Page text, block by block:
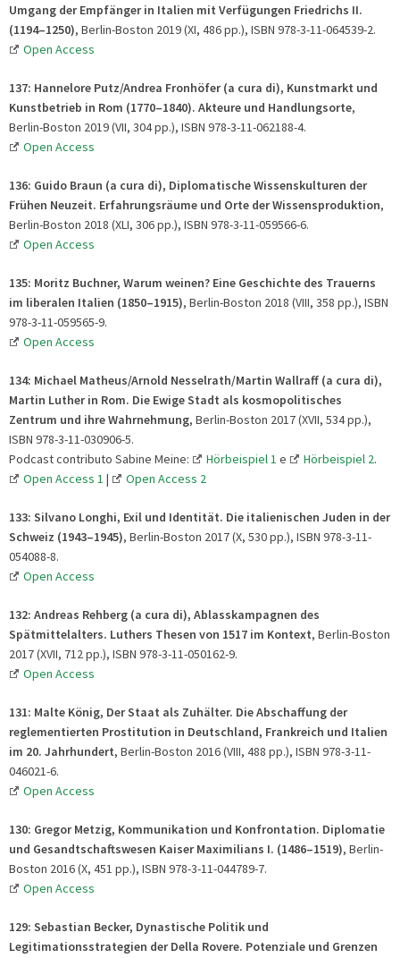
Umgang der Empfängerin Italien mit Verfügungen Friedrichs II.
(1194–1250), Berlin-Boston 2019 (XI, 486 pp.), ISBN 978-3-11-064539-2.
Open Access
137: Hannelore Putz/Andrea Fronhöfer (a cura di), Kunstmarkt und
Kunstbetrieb in Rom (1770–1840). Akteure und Handlungsorte,
Berlin-Boston 2019 (VII, 304 pp.), ISBN 978-3-11-062188-4.
Open Access
136: Guido Braun (a cura di), Diplomatische Wissenskulturen der
Frühen Neuzeit. Erfahrungsräume und Orte der Wissensproduktion,
Berlin-Boston 2018 (XLI, 306 pp.), ISBN 978-3-11-059566-6.
Open Access
135: Moritz Buchner, Warum weinen? Eine Geschichte des Trauerns
im liberalen Italien (1850–1915), Berlin-Boston 2018 (VIII, 358 pp.), ISBN
978-3-11-059565-9.
Open Access
134: Michael Matheus/Arnold Nesselrath/Martin Wallraff (a cura di),
Martin Luther in Rom. Die Ewige Stadt als kosmopolitisches
Zentrum und ihre Wahrnehmung, Berlin-Boston 2017 (XVII, 534 pp.),
ISBN 978-3-11-030906-5.
Podcast contributo Sabine Meine:
Hörbeispiel 1 e Hörbeispiel 2.
Open Access 1 | Open Access 2
133: Silvano Longhi, Exil und Identität. Die italienischen Juden in der
Schweiz (1943–1945), Berlin-Boston 2017 (X, 530 pp.), ISBN 978-3-11-
054088-8.
Open Access
132: Andreas Rehberg (a cura di), Ablasskampagnen des
Spätmittelalters. Luthers Thesen von 1517 im Kontext, Berlin-Boston
2017 (XVII, 712 pp.), ISBN 978-3-11-050162-9.
Open Access
131: Malte König, Der Staat als Zuhälter. Die Abschaffung der
reglementierten Prostitution in Deutschland, Frankreich und Italien
im 20. Jahrhundert, Berlin-Boston 2016 (VIII, 488 pp.), ISBN 978-3-11-
046021-6.
Open Access
130: Gregor Metzig, Kommunikation und Konfrontation. Diplomatie
und Gesandtschaftswesen Kaiser Maximilians I. (1486–1519), Berlin-
Boston 2016 (X, 451 pp.), ISBN 978-3-11-044789-7.
Open Access
129: Sebastian Becker, Dynastische Politik und
Legitimationsstrategien der Della Rovere. Potenziale und Grenzen